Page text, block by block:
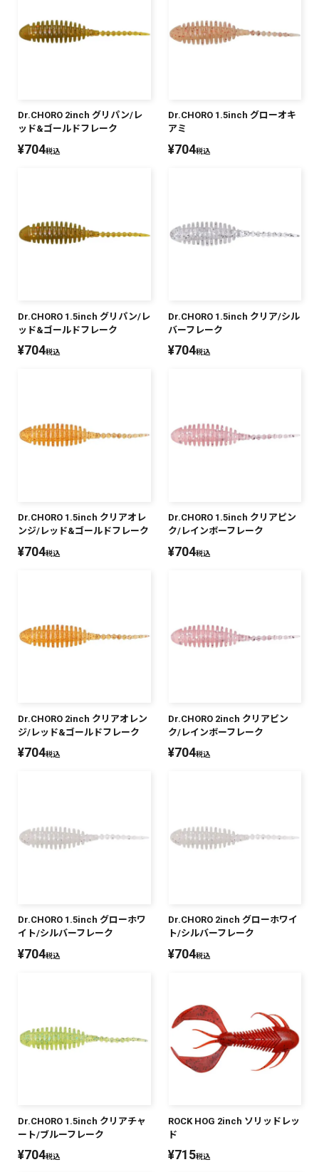
Dr.CHORO 2inch グリパン/レ
ッド&ゴールドフレーク
¥704税込
Dr.CHORO 1.5inch グローオキ
アミ
¥704税込
Dr.CHORO 1.5inch グリパン/レ
ッド&ゴールドフレーク
¥704税込
Dr.CHORO 1.5inch クリア/シル
バーフレーク
¥704税込
Dr.CHORO 1.5inch クリアオレ
ンジ/レッド&ゴールドフレーク
¥704税込
Dr.CHORO 1.5inch クリアピン
ク/レインボーフレーク
¥704税込
Dr.CHORO 2inch クリアオレン
ジ/レッド&ゴールドフレーク
¥704税込
Dr.CHORO 2inch クリアピン
ク/レインボーフレーク
¥704税込
Dr.CHORO 1.5inch グローホワ
イト/シルバーフレーク
¥704税込
Dr.CHORO 2inch グローホワイ
ト/シルバーフレーク
¥704税込
Dr.CHORO 1.5inch クリアチャ
ート/ブルーフレーク
¥704税込
ROCK HOG 2inch ソリッドレッ
ド
¥715税込